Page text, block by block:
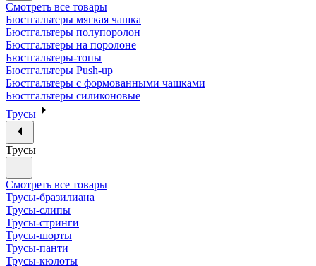
Смотреть все товары
Бюстгальтеры мягкая чашка
Бюстгальтеры полупоролон
Бюстгальтеры на поролоне
Бюстгальтеры-топы
Бюстгальтеры Push-up
Бюстгальтеры с формованными чашками
Бюстгальтеры силиконовые
Трусы
Трусы
Смотреть все товары
Трусы-бразилиана
Трусы-слипы
Трусы-стринги
Трусы-шорты
Трусы-панти
Трусы-кюлоты